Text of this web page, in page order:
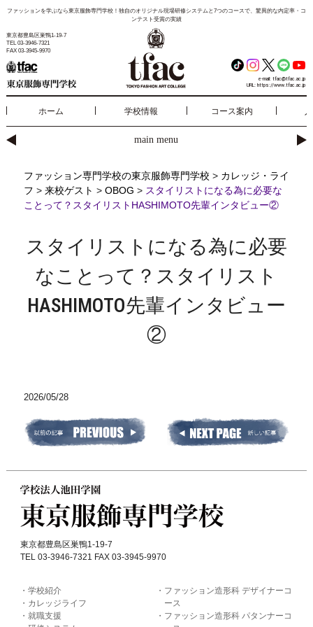
ファッションを学ぶなら東京服飾専門学校！独自のオリジナル現場研修システムと7つのコースで、驚異的な内定率・コ
ンテスト受賞の実績
東京都豊島区巣鴨1-19-7
TEL 03-3946-7321
FAX 03-3945-9970
e-mail: tfac@tfac.ac.jp
URL: https://www.tfac.ac.jp
ホーム 学校情報 コース案内
main menu
ファッション専門学校の東京服飾専門学校 > カレッジ・ライ
フ > 来校ゲスト > OBOG > スタイリストになる為に必要な
ことって？スタイリストHASHIMOTO先輩インタビュー②
スタイリストになる為に必要
なことって？スタイリスト
HASHIMOTO先輩インタビュー
②
2026/05/28
東京都豊島区巣鴨1-19-7
TEL 03-3946-7321 FAX 03-3945-9970
学校紹介
カレッジライフ
就職支援
ファッション造形科 デザイナーコ
ース
ファッション造形科 パタンナーコ